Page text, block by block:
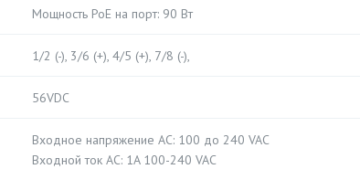
Мощность PoE на порт: 90 Вт
1/2 (-), 3/6 (+), 4/5 (+), 7/8 (-),
56VDC
Входное напряжение AC: 100 до 240 VAC
Входной ток AC: 1A 100-240 VAC